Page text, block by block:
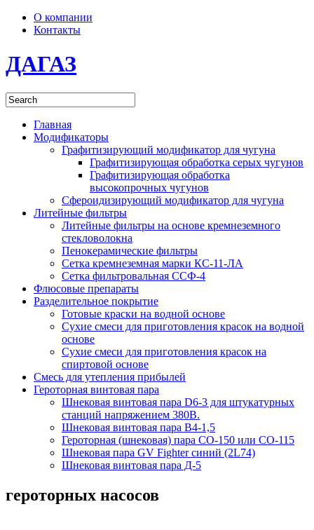
О компании
Контакты
ДАГАЗ
Главная
Модификаторы
Графитизирующий модификатор для чугуна
Графитизирующая обработка серых чугунов
Графитизирующая обработка
высокопрочных чугунов
Сфероидизирующий модификатор для чугуна
Литейные фильтры
Литейные фильтры на основе кремнеземного
стекловолокна
Пенокерамические фильтры
Сетка кремнеземная марки КС-11-ЛА
Сетка фильтровальная ССФ-4
Флюсовые препараты
Разделительное покрытие
Готовые краски на водной основе
Сухие смеси для приготовления красок на водной
основе
Сухие смеси для приготовления красок на
спиртовой основе
Смесь для утепления прибылей
Героторная винтовая пара
Шнековая винтовая пара D6-3 для штукатурных
станций напряжением 380В.
Шнековая винтовая пара В4-1,5
Героторная (шнековая) пара СО-150 или СО-115
Шнековая пара GV Fighter синий (2L74)
Шнековая винтовая пара Д-5
героторных насосов